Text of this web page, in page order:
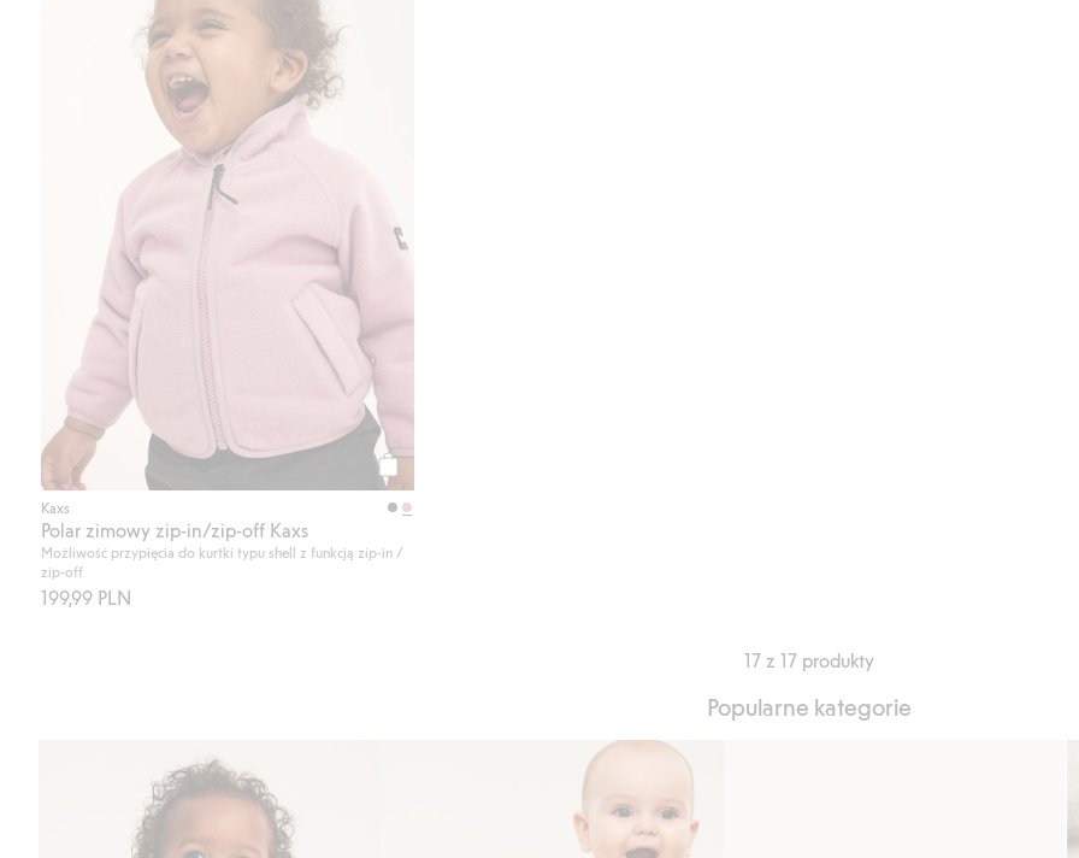
Kup
Kaxs
Polar zimowy zip-in/zip-off Kaxs
Możliwość przypięcia do kurtki typu shell z funkcją zip-in /
zip-off
199,99 PLN
17 z 17 produkty
Popularne kategorie